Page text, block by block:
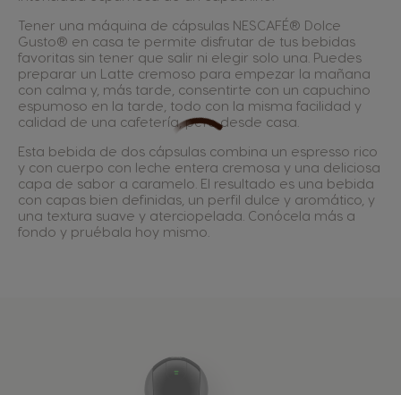
Tener una máquina de cápsulas NESCAFÉ® Dolce
Gusto® en casa te permite disfrutar de tus bebidas
favoritas sin tener que salir ni elegir solo una. Puedes
preparar un Latte cremoso para empezar la mañana
con calma y, más tarde, consentirte con un capuchino
espumoso en la tarde, todo con la misma facilidad y
calidad de una cafetería, pero desde casa.
Esta bebida de dos cápsulas combina un espresso rico
y con cuerpo con leche entera cremosa y una deliciosa
capa de sabor a caramelo. El resultado es una bebida
con capas bien definidas, un perfil dulce y aromático, y
una textura suave y aterciopelada. Conócela más a
fondo y pruébala hoy mismo.